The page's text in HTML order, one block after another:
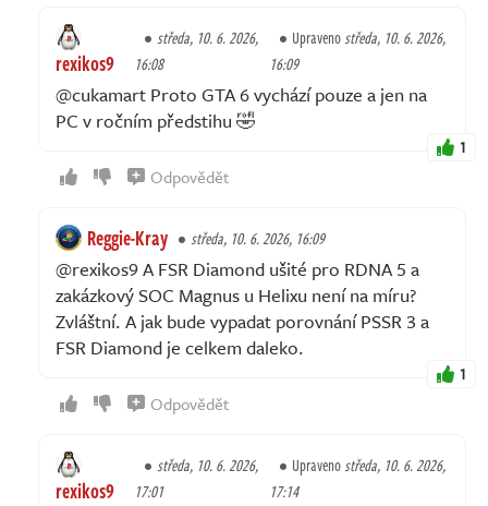
rexikos9
středa, 10. 6. 2026,
16:08
Upravenostředa, 10. 6. 2026,
16:09
@cukamart Proto GTA 6 vychází pouze a jen na
PC v ročním předstihu 🤣
1
Odpovědět
Reggie-Kray středa, 10. 6. 2026, 16:09
@rexikos9 A FSR Diamond ušité pro RDNA 5 a
zakázkový SOC Magnus u Helixu není na míru?
Zvláštní. A jak bude vypadat porovnání PSSR 3 a
FSR Diamond je celkem daleko.
1
Odpovědět
rexikos9
středa, 10. 6. 2026,
17:01
Upravenostředa, 10. 6. 2026,
17:14